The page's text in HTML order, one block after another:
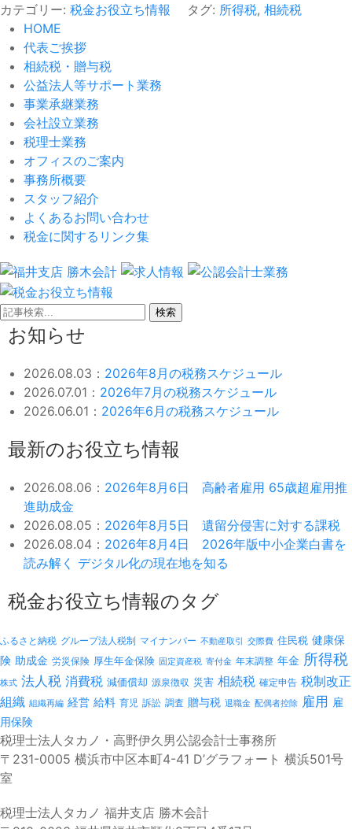
カテゴリー: 税金お役立ち情報 タグ: 所得税, 相続税
HOME
代表ご挨拶
相続税・贈与税
公益法人等サポート業務
事業承継業務
会社設立業務
税理士業務
オフィスのご案内
事務所概要
スタッフ紹介
よくあるお問い合わせ
税金に関するリンク集
検索
お知らせ
2026.08.03： 2026年8月の税務スケジュール
2026.07.01： 2026年7月の税務スケジュール
2026.06.01： 2026年6月の税務スケジュール
最新のお役立ち情報
2026.08.06： 2026年8月6日 高齢者雇用 65歳超雇用推
進助成金
2026.08.05： 2026年8月5日 遺留分侵害に対する課税
2026.08.04： 2026年8月4日 2026年版中小企業白書を
読み解く デジタル化の現在地を知る
税金お役立ち情報のタグ
ふるさと納税 グループ法人税制 マイナンバー 不動産取引 交際費 住民税 健康保
険 助成金 労災保険 厚生年金保険 固定資産税 寄付金 年末調整 年金 所得税
株式 法人税 消費税 減価償却 源泉徴収 災害 相続税 確定申告 税制改正
組織 組織再編 経営 給料 育児 訴訟 調査 贈与税 退職金 配偶者控除 雇用 雇
用保険
税理士法人タカノ・高野伊久男公認会計士事務所
〒231-0005 横浜市中区本町4-41 D’グラフォート 横浜501号
室
税理士法人タカノ 福井支店 勝木会計